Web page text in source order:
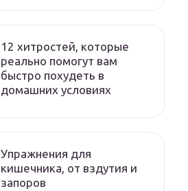
12 хитростей, которые
реально помогут вам
быстро похудеть в
домашних условиях
Упражнения для
кишечника, от вздутия и
запоров